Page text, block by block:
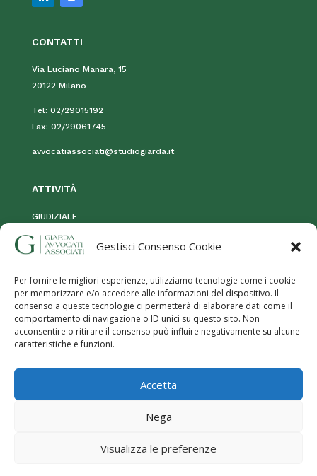
Gestisci Consenso Cookie
Per fornire le migliori esperienze, utilizziamo tecnologie come i cookie
per memorizzare e/o accedere alle informazioni del dispositivo. Il
consenso a queste tecnologie ci permetterà di elaborare dati come il
comportamento di navigazione o ID unici su questo sito. Non
acconsentire o ritirare il consenso può influire negativamente su alcune
caratteristiche e funzioni.
Accetta
Nega
Visualizza le preferenze
CONTATTI
Via Luciano Manara, 15
20122 Milano
Tel: 02/29015192
Fax: 02/29061745
avvocatiassociati@studiogiarda.it
ATTIVITÀ
GIUDIZIALE
STRAGIUDIZIALE
Associati – P.iva:08906630960
trattamento dei dati a carico di Giarda Avvocati Associati – P.iva:
Progetto e realizzazione sito web © 2023Studio Foà